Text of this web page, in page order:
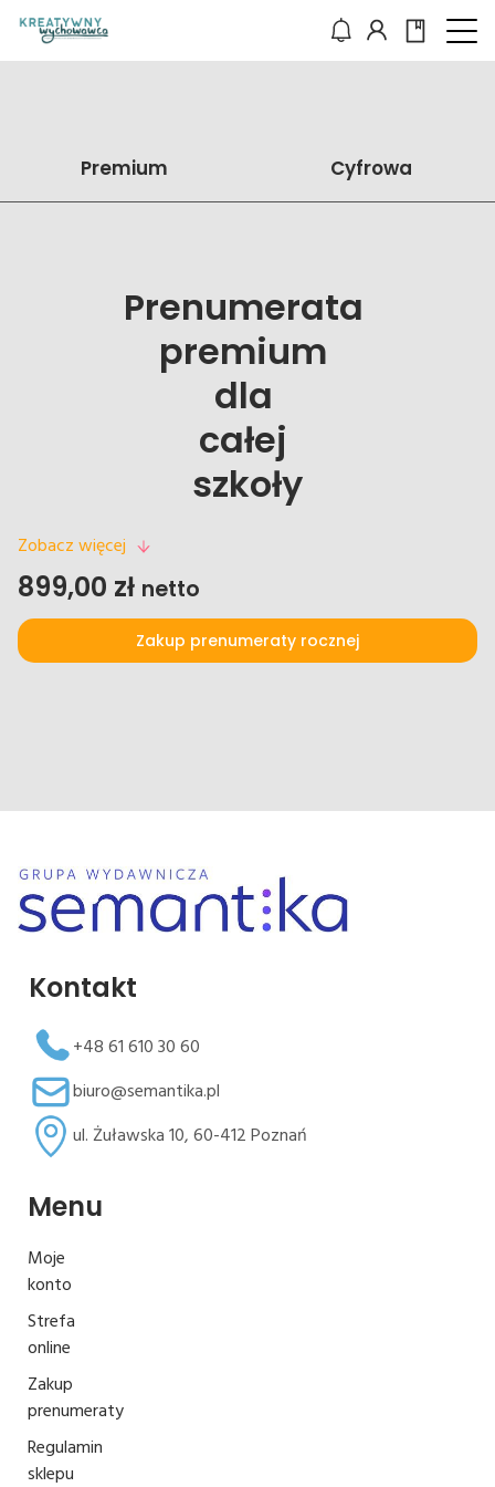
Premium Cyfrowa
Prenumerata
premium
dla
całej
szkoły
Zobacz więcej
899,00 zł netto
Zakup prenumeraty rocznej
Kontakt
+48 61 610 30 60
biuro@semantika.pl
ul. Żuławska 10, 60-412 Poznań
Menu
Moje
konto
Strefa
online
Zakup
prenumeraty
Regulamin
sklepu